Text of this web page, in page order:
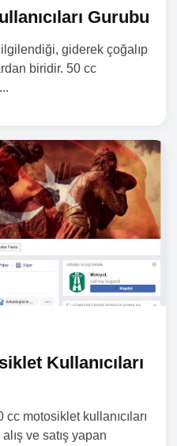
Gurubu
giderek çoğalıp
biridir. 50 cc
Kullanıcıları
motosiklet kullanıcıları
ve satış yapan